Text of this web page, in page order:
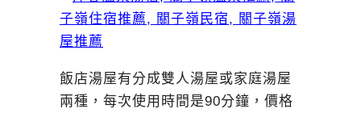
飯店湯屋有分成雙人湯屋或家庭湯屋
兩種，每次使用時間是90分鐘，價格